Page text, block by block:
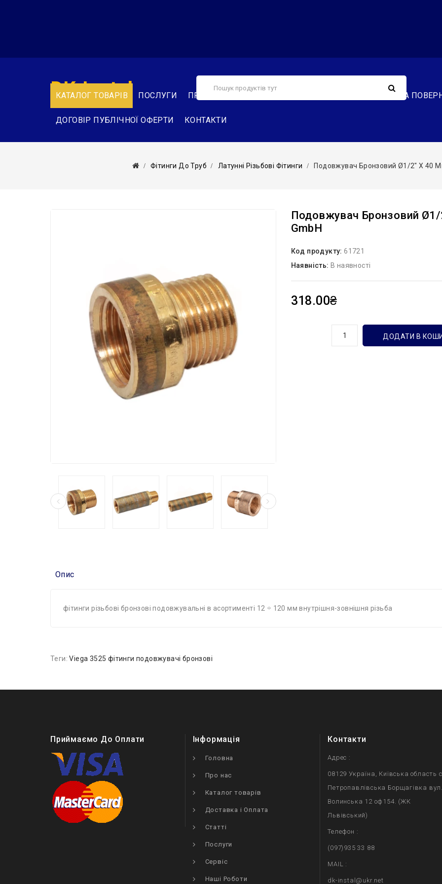
КАТАЛОГ ТОВАРІВ ПОСЛУГИ ПРО НАС ОБМІН ТА
ДОГОВІР ПУБЛІЧНОЇ ОФЕРТИ КОНТАКТИ
DK-Instal
Фітинги До Труб Латунні Різьбові Фітинги Подовжувач Бронзовий Ø1/2″ X 40
Подовжувач Бронзовий
GmbH
Код продукту:61721
Наявність: В наявності
318.00₴
ДОДАТИ В
Опис
фітинги різьбові бронзові подовжувальні в асортименті 12 ÷ 120 мм внутрішня-зовнішня різьба
Теги:Viega 3525 фітинги подовжувачі бронзові
Приймаємо До Оплати Інформація
Головна
Про нас
Каталог товарів
Доставка і Оплата
Статті
Послуги
Сервіс
Наші Роботи
Контакти
Адрес :
08129 Україна, Київська область
Петропавлівська Борщагівка
Волинська 12 оф154. (ЖК
Львівський)
Телефон :
(097)935 33 88
MAIL :
dk-instal@ukr.net